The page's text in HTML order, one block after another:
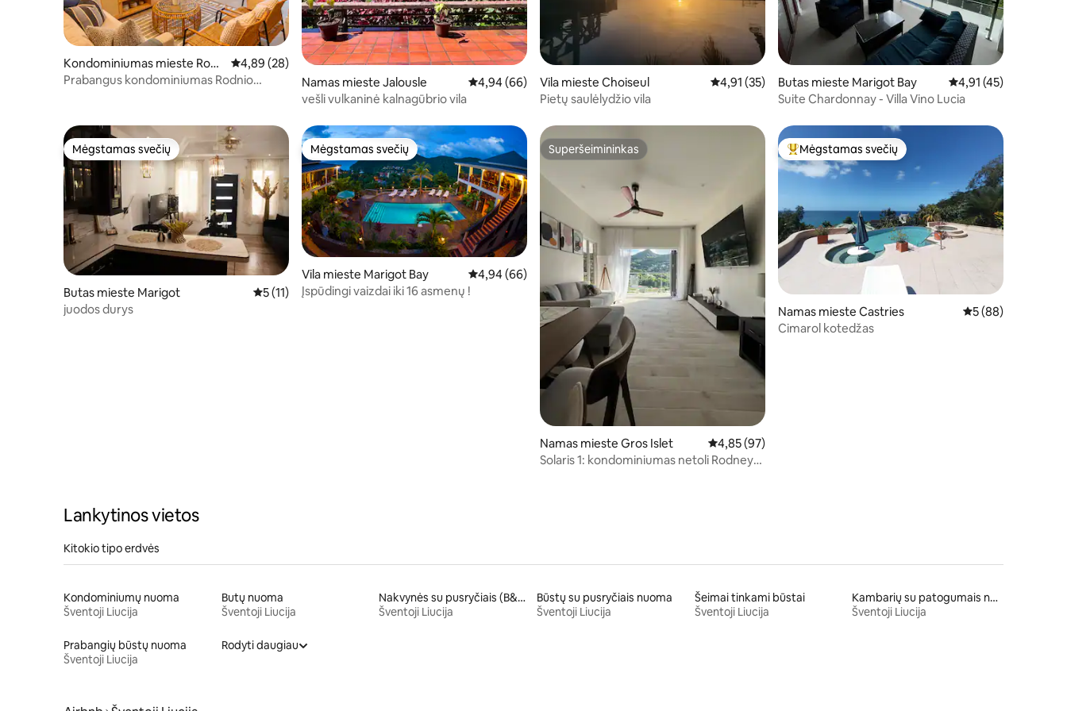
Kondominiumas mieste Rodn
ey Bay
Vidutinis įvertinimas: 4,89 iš 5, atsiliepimų: 28
4,89 (28)
Prabangus kondominiumas Rodnio
Namas mieste Jalousle Vidutinis įvertinimas: 4,94 iš 5, atsiliepimų: 66
4,94 (66)
vešli vulkaninė kalnagūbrio vila
Vila mieste Choiseul Vidutinis įvertinimas: 4,91 iš 5, atsiliepimų: 35
4,91 (35)
Pietų saulėlydžio vila
Butas mieste Marigot Bay Vidutinis įvertinimas:
4,91 (45)
Suite Chardonnay - Villa Vino Lucia
Mėgstamas svečių
Mėgstamas svečių
Butas mieste Marigot Vidutinis įvertinimas: 5 iš 5, atsiliepimų: 11
5 (11)
juodos durys
Mėgstamas svečių
Mėgstamas svečių
Vila mieste Marigot Bay Vidutinis įvertinimas: 4,94 iš 5, atsiliepimų: 66
4,94 (66)
Įspūdingi vaizdai iki 16 asmenų !
Superšeimininkas
Superšeimininkas
Namas mieste Gros Islet Vidutinis įvertinimas: 4,85 iš 5, atsiliepimų: 97
4,85 (97)
Solaris 1: kondominiumas netoli Rodney
Svečių mėgstamiausias
Mėgstamas svečių
Namas mieste Castries Vidutinis
5 (88)
Cimarol kotedžas
Lankytinos vietos
Kitokio tipo erdvės
Kondominiumų nuoma
Šventoji Liucija
Butų nuoma
Šventoji Liucija
Nakvynės su pusryčiais (B&B)
Šventoji Liucija
Būstų su pusryčiais nuoma
Šventoji Liucija
Šeimai tinkami būstai
Šventoji Liucija
Kambarių su patogumais nuoma
Šventoji Liucija
Prabangių būstų nuoma
Šventoji Liucija
Rodyti daugiau